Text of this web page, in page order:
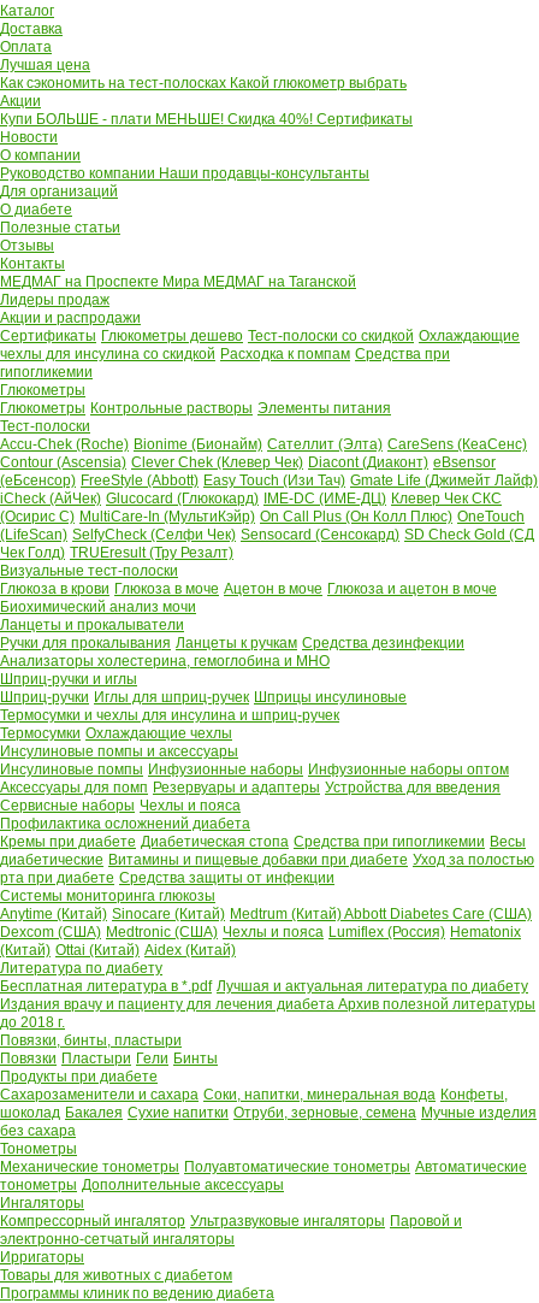
Каталог
Доставка
Оплата
Лучшая цена
Как сэкономить на тест-полосках Какой глюкометр выбрать
Акции
Купи БОЛЬШЕ - плати МЕНЬШЕ! Скидка 40%! Сертификаты
Новости
О компании
Руководство компании Наши продавцы-консультанты
Для организаций
О диабете
Полезные статьи
Отзывы
Контакты
МЕДМАГ на Проспекте Мира МЕДМАГ на Таганской
Лидеры продаж
Акции и распродажи
Сертификаты Глюкометры дешево Тест-полоски со скидкой Охлаждающие
чехлы для инсулина со скидкой Расходка к помпам Средства при
гипогликемии
Глюкометры
Глюкометры Контрольные растворы Элементы питания
Тест-полоски
Accu-Chek (Roche) Bionime (Бионайм) Сателлит (Элта) CareSens (КеаСенс)
Contour (Ascensia) Clever Chek (Клевер Чек) Diacont (Диаконт) eBsensor
(еБсенсор) FreeStyle (Abbott) Easy Touch (Изи Тач) Gmate Life (Джимейт Лайф)
iCheck (АйЧек) Glucocard (Глюкокард) IME-DC (ИМЕ-ДЦ) Клевер Чек СКС
(Осирис С) MultiCare-In (МультиКэйр) On Call Plus (Он Колл Плюс) OneTouch
(LifeScan) SelfyCheck (Селфи Чек) Sensocard (Сенсокард) SD Check Gold (СД
Чек Голд) TRUEresult (Тру Резалт)
Визуальные тест-полоски
Глюкоза в крови Глюкоза в моче Ацетон в моче Глюкоза и ацетон в моче
Биохимический анализ мочи
Ланцеты и прокалыватели
Ручки для прокалывания Ланцеты к ручкам Средства дезинфекции
Анализаторы холестерина, гемоглобина и МНО
Шприц-ручки и иглы
Шприц-ручки Иглы для шприц-ручек Шприцы инсулиновые
Термосумки и чехлы для инсулина и шприц-ручек
Термосумки Охлаждающие чехлы
Инсулиновые помпы и аксессуары
Инсулиновые помпы Инфузионные наборы Инфузионные наборы оптом
Аксессуары для помп Резервуары и адаптеры Устройства для введения
Сервисные наборы Чехлы и пояса
Профилактика осложнений диабета
Кремы при диабете Диабетическая стопа Средства при гипогликемии Весы
диабетические Витамины и пищевые добавки при диабете Уход за полостью
рта при диабете Средства защиты от инфекции
Системы мониторинга глюкозы
Anytime (Китай) Sinocare (Китай) Medtrum (Китай)Abbott Diabetes Care (США)
Dexcom (США) Medtronic (США) Чехлы и пояса Lumiflex (Россия) Hematonix
(Китай) Ottai (Китай) Aidex (Китай)
Литература по диабету
Бесплатная литература в *.pdf Лучшая и актуальная литература по диабету
Издания врачу и пациенту для лечения диабета Архив полезной литературы
до 2018 г.
Повязки, бинты, пластыри
Повязки Пластыри Гели Бинты
Продукты при диабете
Сахарозаменители и сахара Соки, напитки, минеральная вода Конфеты,
шоколад Бакалея Сухие напитки Отруби, зерновые, семена Мучные изделия
без сахара
Тонометры
Механические тонометры Полуавтоматические тонометры Автоматические
тонометры Дополнительные аксессуары
Ингаляторы
Компрессорный ингалятор Ультразвуковые ингаляторы Паровой и
электронно-сетчатый ингаляторы
Ирригаторы
Товары для животных с диабетом
Программы клиник по ведению диабета